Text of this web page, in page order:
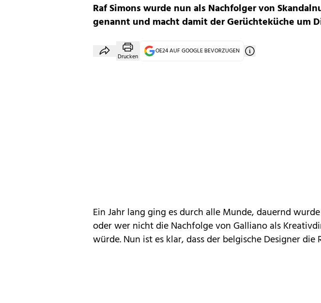
Raf Simons wurde nun als Nachfolger von
genannt und macht damit der Gerüchteküche um
Drucken
OE24 AUF GOOGLE BEVORZUGEN
Ein Jahr lang ging es durch alle Munde, dauernd
oder wer nicht die Nachfolge von Galliano als
würde. Nun ist es klar, dass der belgische Designer die